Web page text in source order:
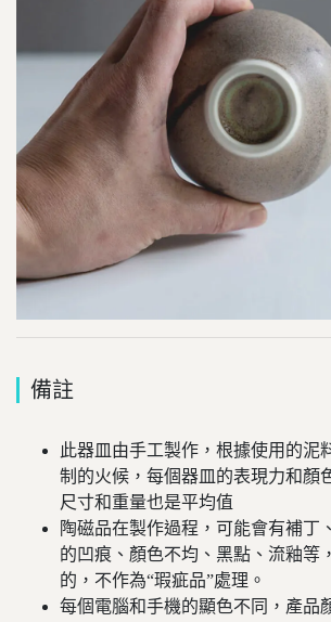
備註
此器皿由手工製作，根據使用的泥
制的火候，每個器皿的表現力和顏
尺寸和重量也是平均值
陶磁品在製作過程，可能會有補丁
的凹痕、顏色不均、黑點、流釉等
的，不作為“瑕疵品”處理。
每個電腦和手機的顯色不同，產品